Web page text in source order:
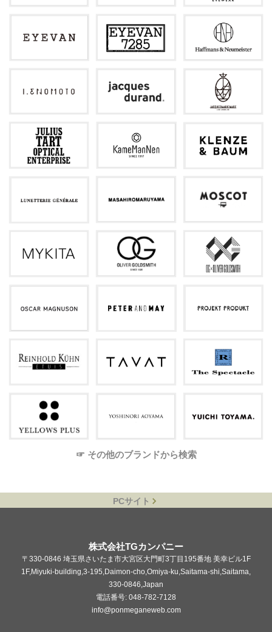
☞ その他のブランドから検索
PCサイト
株式会社TGカンパニー
〒330-0846 埼玉県さいたま市大宮区大門町3丁目195番地 美幸ビル1F
1F,Miyuki-building,3-195,Daimon-cho,Omiya-ku,Saitama-shi,Saitama,
330-0846,Japan
電話番号: 048-782-7128
info@ponmeganeweb.com